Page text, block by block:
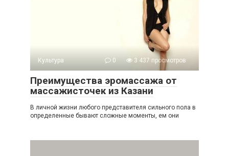
Культура 0 3 437 просмотров
Преимущества эромассажа от
массажисточек из Казани
В личной жизни любого представителя сильного пола в
определенные бывают сложные моменты, ем они